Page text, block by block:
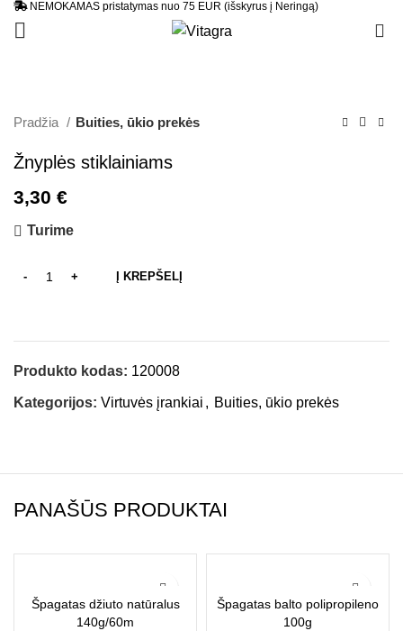
NEMOKAMAS pristatymas nuo 75 EUR (išskyrus į Neringą)
Pradžia Buities, ūkio prekės
Žnyplės stiklainiams
3,30 €
Turime
Į KREPŠELĮ
Produkto kodas: 120008
Kategorijos: Virtuvės įrankiai , Buities, ūkio prekės
PANAŠŪS PRODUKTAI
Špagatas džiuto natūralus
140g/60m
Špagatas balto polipropileno
100g